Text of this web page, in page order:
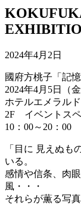
2024年4月2日
國府方桃子「記
2024年4月5日（
ホテルエメラル
2F イベントス
10：00～20：00
「目に 見えぬも
いる。
感情や信条、肉
風・・・
それらが薫る写